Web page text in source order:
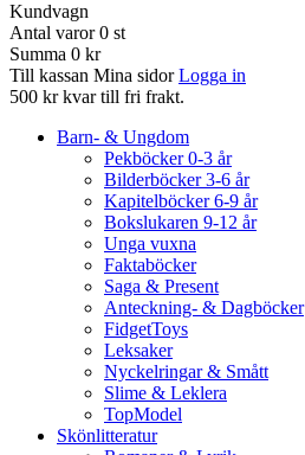
Kundvagn
Antal varor 0 st
Summa 0 kr
Till kassan Mina sidor Logga in
500 kr kvar till fri frakt.
Barn- & Ungdom
Pekböcker 0-3 år
Bilderböcker 3-6 år
Kapitelböcker 6-9 år
Bokslukaren 9-12 år
Unga vuxna
Faktaböcker
Saga & Present
Anteckning- & Dagböcker
FidgetToys
Leksaker
Nyckelringar & Smått
Slime & Leklera
TopModel
Skönlitteratur